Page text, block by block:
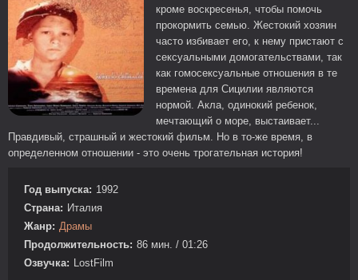
кроме воскресенья, чтобы помочь
прокормить семью. Жестокий хозяин
часто избивает его, к нему пристают с
сексуальными домогательствами, так
как гомосексуальные отношения в те
времена для Сицилии являются
нормой. Акла, одинокий ребенок,
мечтающий о море, выстаивает...
Правдивый, страшный и жестокий фильм. Но в то-же время, в
определенном отношении - это очень трогательная история!
Год выпуска: 1992
Страна: Италия
Жанр: Драмы
Продолжительность: 86 мин. / 01:26
Озвучка: LostFilm